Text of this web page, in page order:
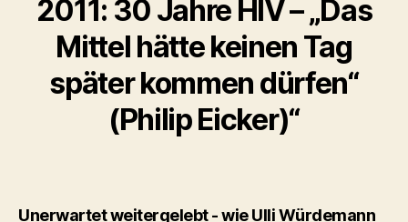
2011: 30 Jahre HIV – „Das
Mittel hätte keinen Tag
später kommen dürfen“
(Philip Eicker)“
Unerwartet weitergelebt - wie Ulli Würdemann